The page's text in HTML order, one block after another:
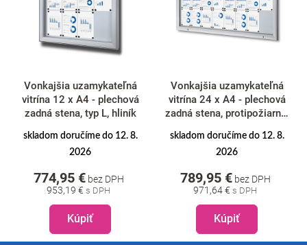
Vonkajšia uzamykateľná
vitrína 12 x A4 - plechová
zadná stena, typ L, hliník
skladom doručíme do 12. 8.
2026
953,19 €
774,95 €bez DPH
Kúpiť
Vonkajšia uzamykateľná
vitrína 24 x A4 - plechová
zadná stena, protipožiarna,
skladom doručíme do 12. 8.
2026
971,64 €
789,95 €bez DPH
Kúpiť